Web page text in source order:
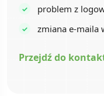
problem z
zmiana e-maila
Przejdź do